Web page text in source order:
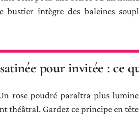
bustier intègre des baleines
pour invitée : ce
rose poudré paraîtra plus
théâtral. Gardez ce principe en